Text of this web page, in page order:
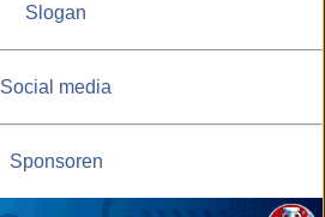
Slogan
Social media
Sponsoren